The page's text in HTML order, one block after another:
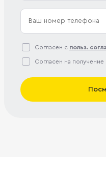
Согласен с польз.
Согласен на получение